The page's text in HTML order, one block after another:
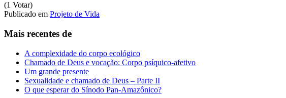
(1 Votar)
Publicado em Projeto de Vida
Mais recentes de
A complexidade do corpo ecológico
Chamado de Deus e vocação: Corpo psíquico-afetivo
Um grande presente
Sexualidade e chamado de Deus – Parte II
O que esperar do Sínodo Pan-Amazônico?